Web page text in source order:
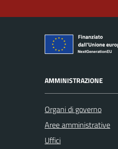
AMMINISTRAZIONE
Organi di governo
Aree amministrative
Uffici